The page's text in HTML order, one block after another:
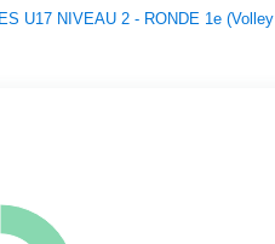
U17 NIVEAU 2 - RONDE 1e (Volley